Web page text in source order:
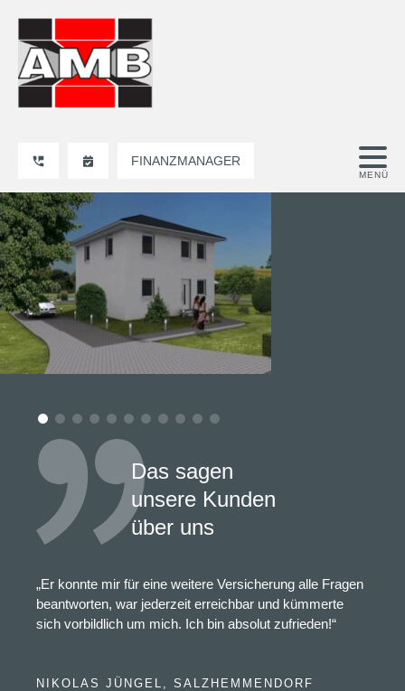
FINANZMANAGER
Das sagen
unsere Kunden
über uns
„Er konnte mir für eine weitere Versicherung alle Fragen
beantworten, war jederzeit erreichbar und kümmerte
sich vorbildlich um mich. Ich bin absolut zufrieden!“
NIKOLAS JÜNGEL, SALZHEMMENDORF